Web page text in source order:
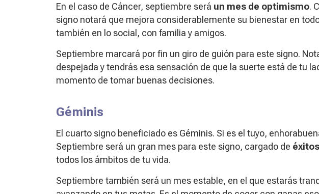
En el caso de Cáncer, septiembre será un mes de optimismo.
signo notará que mejora considerablemente su bienestar en
también en lo social, con familia y amigos.
Septiembre marcará por fin un giro de guión para este signo.
despejada y tendrás esa sensación de que la suerte está de tu
momento de tomar buenas decisiones.
Géminis
El cuarto signo beneficiado es Géminis. Si es el tuyo,
Septiembre será un gran mes para este signo, cargado de
todos los ámbitos de tu vida.
Septiembre también será un mes estable, en el que estarás